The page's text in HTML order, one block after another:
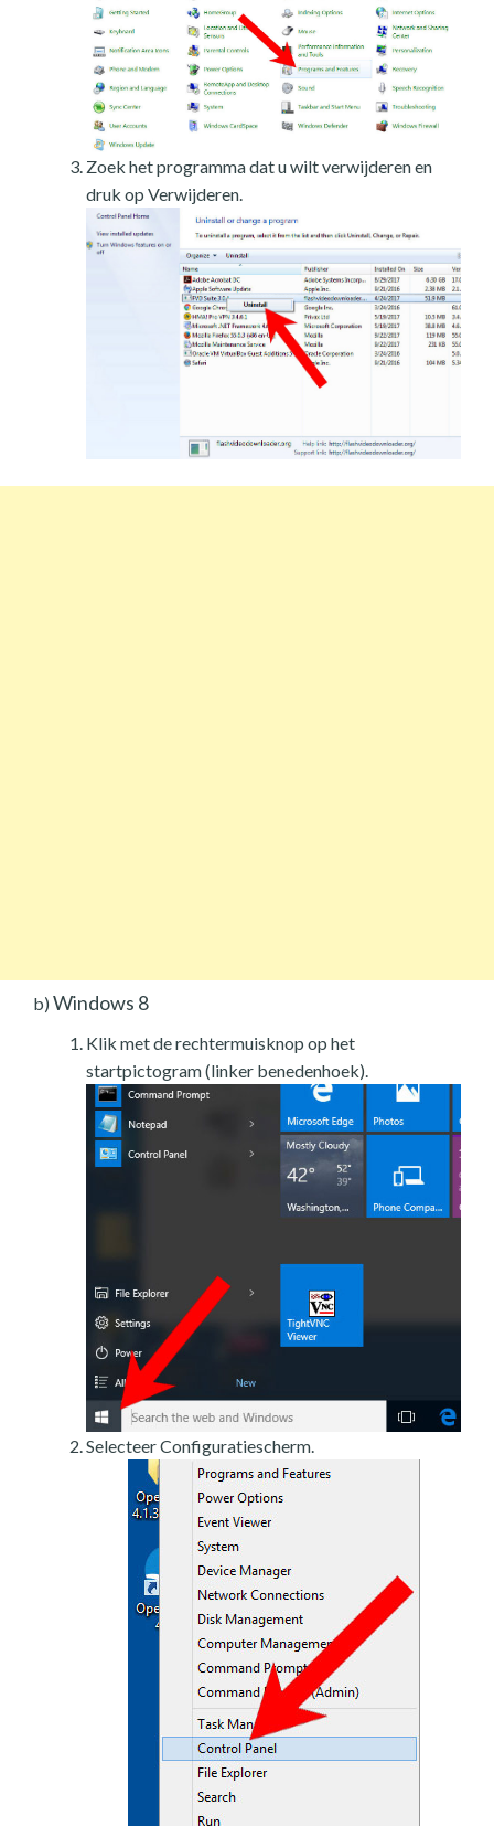
Zoek het programma dat u wilt verwijderen en
druk op Verwijderen.
b) Windows 8
Klik met de rechtermuisknop op het
startpictogram (linker benedenhoek).
Selecteer Configuratiescherm.